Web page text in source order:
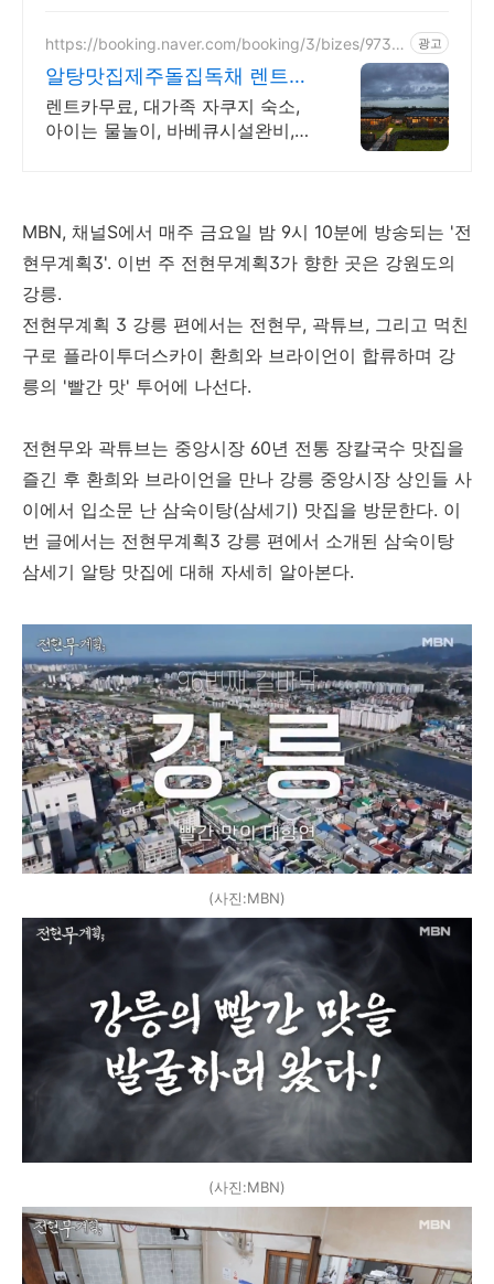
즐기는 파노라마뷰, 침대일출뷰
https://booking.naver.com/booking/3/bizes/9735
광고
알탕맛집제주돌집독채 렌트카
무료 이벤트중
렌트카무료, 대가족 자쿠지 숙소,
아이는 물놀이, 바베큐시설완비,
MBN, 채널S에서 매주 금요일 밤 9시 10분에 방송되는 '전
현무계획3'. 이번 주 전현무계획3가 향한 곳은 강원도의
강릉.
전현무계획 3 강릉 편에서는 전현무, 곽튜브, 그리고 먹친
구로 플라이투더스카이 환희와 브라이언이 합류하며 강
릉의 '빨간 맛' 투어에 나선다.
전현무와 곽튜브는 중앙시장 60년 전통 장칼국수 맛집을
즐긴 후 환희와 브라이언을 만나 강릉 중앙시장 상인들 사
이에서 입소문 난 삼숙이탕(삼세기) 맛집을 방문한다. 이
번 글에서는 전현무계획3 강릉 편에서 소개된 삼숙이탕
삼세기 알탕 맛집에 대해 자세히 알아본다.
(사진:MBN)
(사진:MBN)